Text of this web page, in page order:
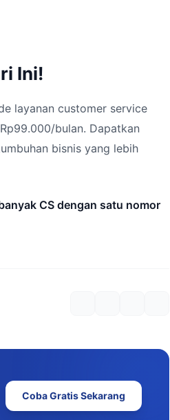
Ini!
layanan customer service
bulan. Dapatkan
bisnis yang lebih
CS dengan satu nomor
Coba Gratis Sekarang